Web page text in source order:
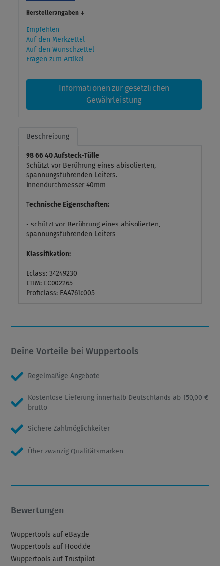
Herstellerangaben ↓
Empfehlen
Auf den Merkzettel
Auf den Wunschzettel
Fragen zum Artikel
Informationen zur gesetzlichen
Gewährleistung
Beschreibung
98 66 40 Aufsteck-Tülle
Schützt vor Berührung eines abisolierten,
spannungsführenden Leiters.
Innendurchmesser 40mm
Technische Eigenschaften:
- schützt vor Berührung eines abisolierten,
spannungsführenden Leiters
Klassifikation:
Eclass: 34249230
ETIM: EC002265
Proficlass: EAA761c005
Deine Vorteile bei Wuppertools
Regelmäßige Angebote
Kostenlose Lieferung innerhalb Deutschlands ab 150,00 €
brutto
Sichere Zahlmöglichkeiten
Über zwanzig Qualitätsmarken
Bewertungen
Wuppertools auf eBay.de
Wuppertools auf Hood.de
Wuppertools auf Trustpilot